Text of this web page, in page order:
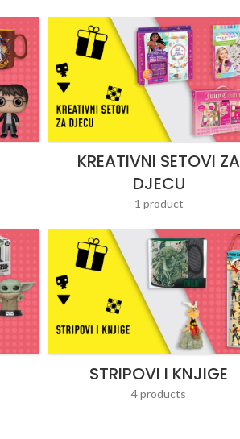
KREATIVNI SETOVI ZA
DJECU
1 product
STRIPOVI I KNJIGE
4 products